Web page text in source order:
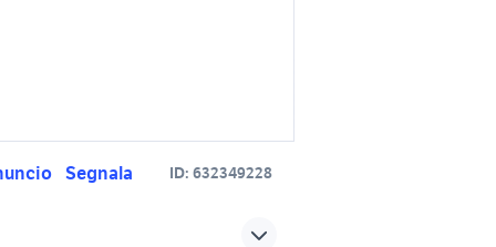
Segnala ID: 632349228